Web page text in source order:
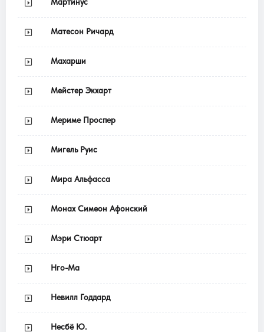
Матесон Ричард
Махарши
Мейстер Экхарт
Мериме Проспер
Мигель Руис
Мира Альфасса
Монах Симеон Афонский
Мэри Стюарт
Нго-Ма
Невилл Годдард
Несбё Ю.